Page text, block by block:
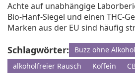
Achte auf unabhängige
Bio‑Hanf‑Siegel und einen
Marken aus der EU sind häufig
Schlagwörter:
Buzz ohne Alkohol
alkoholfreier Rausch
Koffein